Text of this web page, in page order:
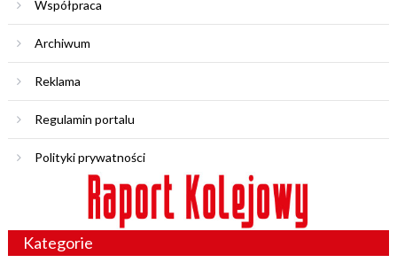
Współpraca
Archiwum
Reklama
Regulamin portalu
Polityki prywatności
Kategorie